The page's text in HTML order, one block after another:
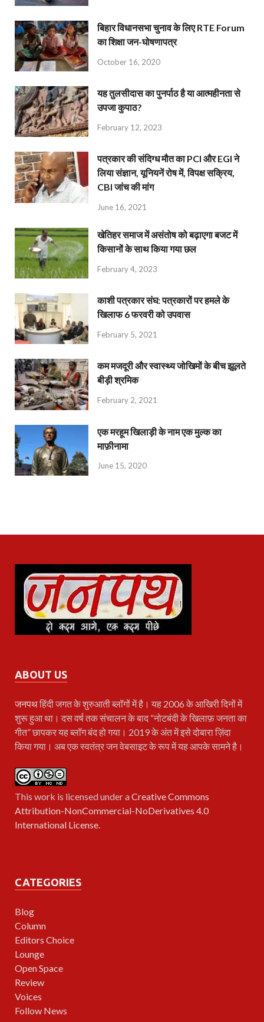
बिहार विधानसभा चुनाव के लिए RTE Forum
का शिक्षा जन-घोषणापत्र
October 16, 2020
यह तुलसीदास का पुनर्पाठ है या आत्महीनता से
उपजा कुपाठ?
February 12, 2023
पत्रकार की संदिग्ध मौत का PCI और EGI ने
लिया संज्ञान, यूनियनें रोष में, विपक्ष सक्रिय,
CBI जांच की मांग
June 16, 2021
खेतिहर समाज में असंतोष को बढ़ाएगा बजट में
किसानों के साथ किया गया छल
February 4, 2023
काशी पत्रकार संघ: पत्रकारों पर हमले के
खिलाफ 6 फरवरी को उपवास
February 5, 2021
कम मजदूरी और स्वास्थ्य जोखिमों के बीच झूलते
बीड़ी श्रमिक
February 2, 2021
एक मरहूम खिलाड़ी के नाम एक मुल्क का
माफ़ीनामा
June 15, 2020
ABOUT US
जनपथहिंदी जगत के शुरुआती ब्लॉगों में है। यह 2006 के आखिरी दिनों में
शुरू हुआ था। दस वर्ष तक संचालन के बाद “नोटबंदी के खिलाफ़ जनता का
गीत” छापकर यह ब्लॉग बंद हो गया। 2019 के अंत में इसे दोबारा ज़िंदा
किया गया। अब एक स्वतंत्र जन वेबसाइट के रूप में यह आपके सामने है।
This work is licensed under aCreative Commons
Attribution-NonCommercial-NoDerivatives 4.0
International License
CATEGORIES
Blog
Column
Editors Choice
Lounge
Open Space
Review
Voices
Follow News